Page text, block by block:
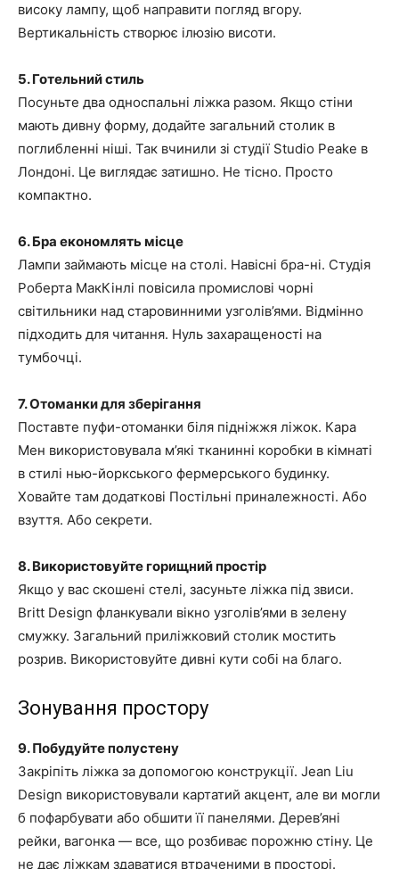
високу лампу, щоб направити погляд вгору.
Вертикальність створює ілюзію висоти.
5. Готельний стиль
Посуньте два односпальні ліжка разом. Якщо стіни
мають дивну форму, додайте загальний столик в
поглибленні ніші. Так вчинили зі студії Studio Peake в
Лондоні. Це виглядає затишно. Не тісно. Просто
компактно.
6. Бра економлять місце
Лампи займають місце на столі. Навісні бра-ні. Студія
Роберта МакКінлі повісила промислові чорні
світильники над старовинними узголів’ями. Відмінно
підходить для читання. Нуль захаращеності на
тумбочці.
7. Отоманки для зберігання
Поставте пуфи-отоманки біля підніжжя ліжок. Кара
Мен використовувала м’які тканинні коробки в кімнаті
в стилі нью-йоркського фермерського будинку.
Ховайте там додаткові Постільні приналежності. Або
взуття. Або секрети.
8. Використовуйте горищний простір
Якщо у вас скошені стелі, засуньте ліжка під звиси.
Britt Design фланкували вікно узголів’ями в зелену
смужку. Загальний приліжковий столик мостить
розрив. Використовуйте дивні кути собі на благо.
Зонування простору
9. Побудуйте полустену
Закріпіть ліжка за допомогою конструкції. Jean Liu
Design використовували картатий акцент, але ви могли
б пофарбувати або обшити її панелями. Дерев’яні
рейки, вагонка — все, що розбиває порожню стіну. Це
не дає ліжкам здаватися втраченими в просторі.